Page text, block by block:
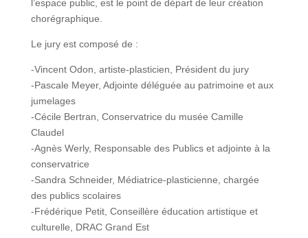
l’espace public, est le point de départ de leur création
chorégraphique.
Le jury est composé de :
-Vincent Odon, artiste-plasticien, Président du jury
-Pascale Meyer, Adjointe déléguée au patrimoine et aux
jumelages
-Cécile Bertran, Conservatrice du musée Camille
Claudel
-Agnès Werly, Responsable des Publics et adjointe à la
conservatrice
-Sandra Schneider, Médiatrice-plasticienne, chargée
des publics scolaires
-Frédérique Petit, Conseillère éducation artistique et
culturelle, DRAC Grand Est